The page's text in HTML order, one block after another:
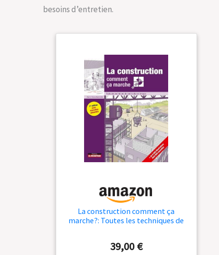
besoins d’entretien.
La construction comment ça
marche?: Toutes les techniques de
39,00 €